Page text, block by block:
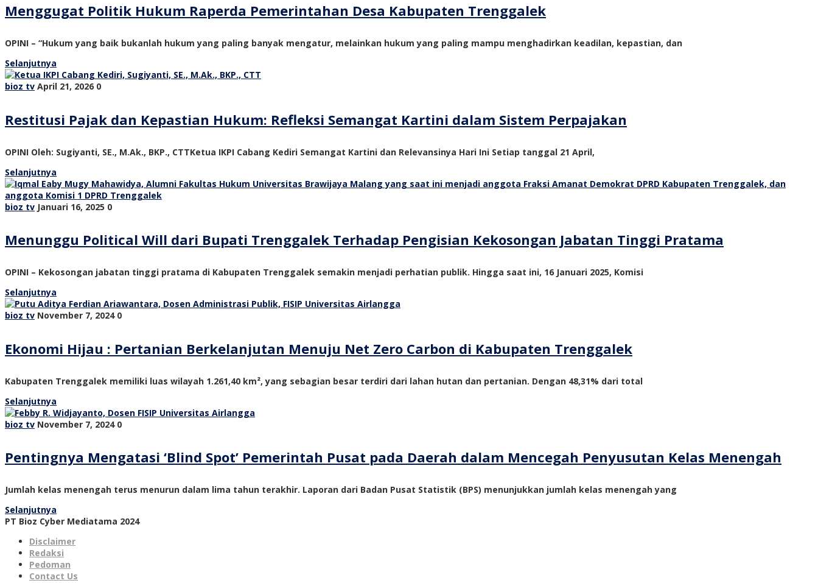
Menggugat Politik Hukum Raperda Pemerintahan Desa Kabupaten Trenggalek
OPINI – “Hukum yang baik bukanlah hukum yang paling banyak mengatur, melainkan hukum yang paling mampu menghadirkan keadilan, kepastian, dan
Selanjutnya
bioz tv April 21, 2026 0
Restitusi Pajak dan Kepastian Hukum: Refleksi Semangat Kartini dalam Sistem Perpajakan
OPINI Oleh: Sugiyanti, SE., M.Ak., BKP., CTTKetua IKPI Cabang Kediri Semangat Kartini dan Relevansinya Hari Ini Setiap tanggal 21 April,
Selanjutnya
bioz tv Januari 16, 2025 0
Menunggu Political Will dari Bupati Trenggalek Terhadap Pengisian Kekosongan Jabatan Tinggi Pratama
OPINI – Kekosongan jabatan tinggi pratama di Kabupaten Trenggalek semakin menjadi perhatian publik. Hingga saat ini, 16 Januari 2025, Komisi
Selanjutnya
bioz tv November 7, 2024 0
Ekonomi Hijau : Pertanian Berkelanjutan Menuju Net Zero Carbon di Kabupaten Trenggalek
Kabupaten Trenggalek memiliki luas wilayah 1.261,40 km², yang sebagian besar terdiri dari lahan hutan dan pertanian. Dengan 48,31% dari total
Selanjutnya
bioz tv November 7, 2024 0
Pentingnya Mengatasi ‘Blind Spot’ Pemerintah Pusat pada Daerah dalam Mencegah Penyusutan Kelas Menengah
Jumlah kelas menengah terus menurun dalam lima tahun terakhir. Laporan dari Badan Pusat Statistik (BPS) menunjukkan jumlah kelas menengah yang
Selanjutnya
PT Bioz Cyber Mediatama 2024
Disclaimer
Redaksi
Pedoman
Contact Us